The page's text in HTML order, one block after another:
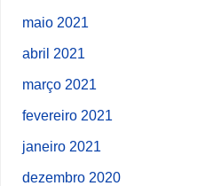
maio 2021
abril 2021
março 2021
fevereiro 2021
janeiro 2021
dezembro 2020